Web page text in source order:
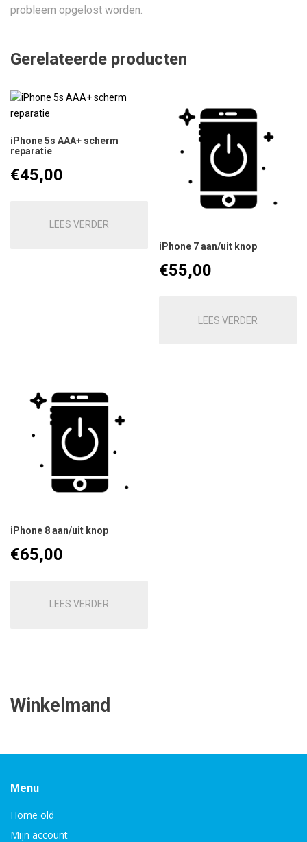
probleem opgelost worden.
Gerelateerde producten
iPhone 5s AAA+ scherm
reparatie
€45,00
LEES VERDER
iPhone 7 aan/uit knop
€55,00
LEES VERDER
iPhone 8 aan/uit knop
€65,00
LEES VERDER
Winkelmand
Menu
Home old
Mijn account